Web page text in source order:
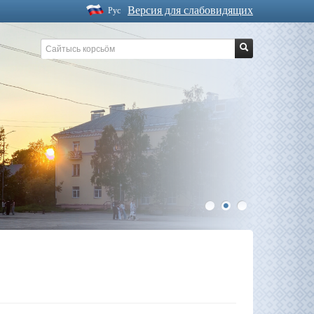
Версия для слабовидящих
Рус
1 2 3